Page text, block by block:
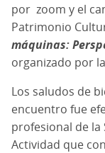
por zoom y el
Patrimonio
máquinas:
organizado por
Los saludos de
encuentro fue
profesional de la
Actividad que